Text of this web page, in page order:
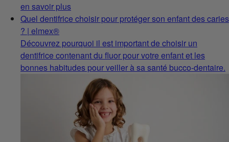
en savoir plus
Quel dentifrice choisir pour protéger son enfant des caries
? | elmex®
Découvrez pourquoi il est important de choisir un
dentifrice contenant du fluor pour votre enfant et les
bonnes habitudes pour veiller à sa santé bucco-dentaire.